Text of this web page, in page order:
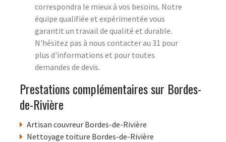
correspondra le mieux à vos besoins. Notre
équipe qualifiée et expérimentée vous
garantit un travail de qualité et durable.
N'hésitez pas à nous contacter au 31 pour
plus d'informations et pour toutes
demandes de devis.
Prestations complémentaires sur Bordes-
de-Rivière
Artisan couvreur Bordes-de-Rivière
Nettoyage toiture Bordes-de-Rivière